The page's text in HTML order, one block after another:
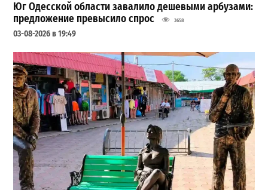
Юг Одесской области завалило дешевыми арбузами:
предложение превысило спрос
3658
03-08-2026 в 19:49